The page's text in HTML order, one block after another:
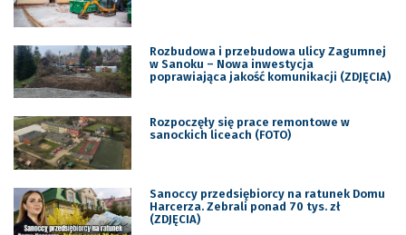
Rozbudowa i przebudowa ulicy Zagumnej
w Sanoku – Nowa inwestycja
poprawiająca jakość komunikacji (ZDJĘCIA)
Rozpoczęły się prace remontowe w
sanockich liceach (FOTO)
Sanoccy przedsiębiorcy na ratunek Domu
Harcerza. Zebrali ponad 70 tys. zł
(ZDJĘCIA)